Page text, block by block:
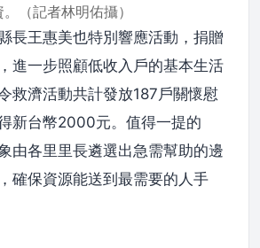
。（記者林明佑攝）
長王惠美也特別響應活動，捐贈
進一步照顧低收入戶的基本生活
救濟活動共計發放187戶關懷慰
新台幣2000元。值得一提的
由各里里長遴選出急需幫助的邊
確保資源能送到最需要的人手